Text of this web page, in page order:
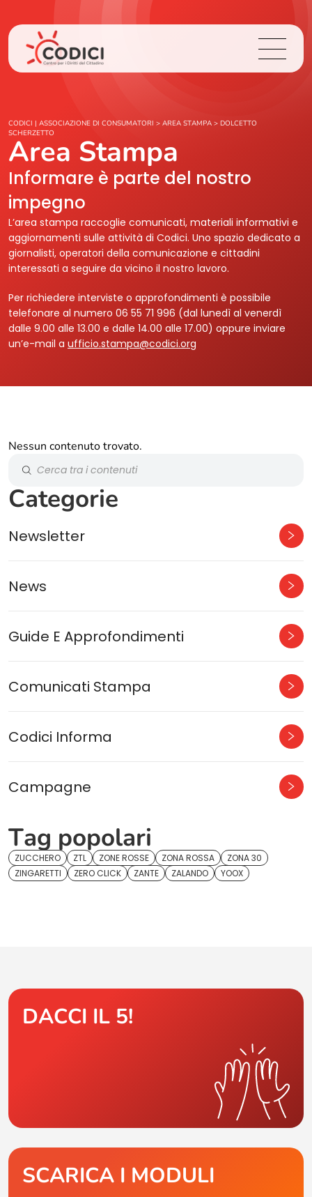
Chi Siamo
Cosa Facciamo
Area Stampa
Contatti
Login
CODICI | ASSOCIAZIONE DI CONSUMATORI > AREA STAMPA > DOLCETTO
SCHERZETTO
Area Stampa
Informare è parte del nostro
impegno
L’area stampa raccoglie comunicati, materiali informativi e
aggiornamenti sulle attività di Codici. Uno spazio dedicato a
giornalisti, operatori della comunicazione e cittadini
interessati a seguire da vicino il nostro lavoro.
Per richiedere interviste o approfondimenti è possibile
telefonare al numero 06 55 71 996 (dal lunedì al venerdì
dalle 9.00 alle 13.00 e dalle 14.00 alle 17.00) oppure inviare
un’e-mail a ufficio.stampa@codici.org
Nessun contenuto trovato.
Categorie
Newsletter
News
Guide E Approfondimenti
Comunicati Stampa
Codici Informa
Campagne
Tag popolari
ZUCCHERO ZTL ZONE ROSSE ZONA ROSSA
ZONA 30
ZINGARETTI
ZERO CLICK ZANTE ZALANDO YOOX
DACCI IL 5!
SCARICA I MODULI